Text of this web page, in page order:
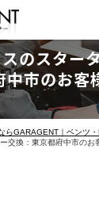
のスター
中市のお客
らGARAGENT｜ベンツ
交換：東京都府中市のお